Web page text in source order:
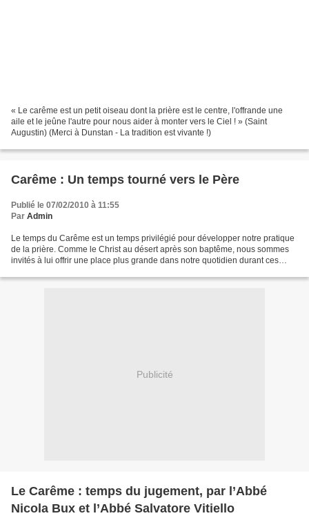
« Le carême est un petit oiseau dont la prière est le centre, l'offrande une
aile et le jeûne l'autre pour nous aider à monter vers le Ciel ! » (Saint
Augustin) (Merci à Dunstan - La tradition est vivante !)
Carême : Un temps tourné vers le Père
Publié le 07/02/2010 à 11:55
Par Admin
Le temps du Carême est un temps privilégié pour développer notre pratique
de la prière. Comme le Christ au désert après son baptême, nous sommes
invités à lui offrir une place plus grande dans notre quotidien durant ces
Publicité
Le Carême : temps du jugement, par l’Abbé
Nicola Bux et l’Abbé Salvatore Vitiello